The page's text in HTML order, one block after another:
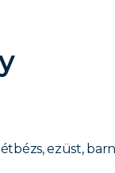
ezüst,